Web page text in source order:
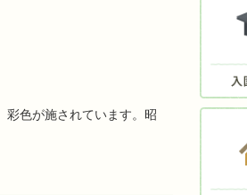
彩色が施されています。昭